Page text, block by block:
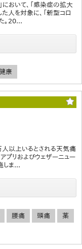
おいて、「感染症の拡大
た人を対象に、「新型コロ
。20...
康
人以上いるとされる天気痛
プリおよびウェザーニュー
しま...
腰痛 頭痛 薬